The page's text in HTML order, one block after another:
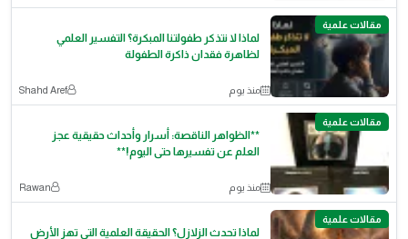
مقالات علمية
لماذا لا نتذكر طفولتنا المبكرة؟ التفسير العلمي
لظاهرة فقدان ذاكرة الطفولة
منذ يوم Shahd Aref
مقالات علمية
**الظواهر الناقصة: أسرار وأحداث حقيقية عجز
العلم عن تفسيرها حتى اليوم!**
منذ يوم Rawan
مقالات علمية
لماذا تحدث الزلازل؟ الحقيقة العلمية التي تهز الأرض